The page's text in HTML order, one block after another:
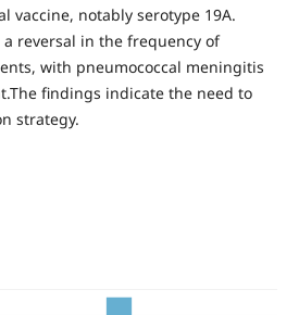
vaccine, notably serotype 19A.
a reversal in the frequency of
with pneumococcal meningitis
findings indicate the need to
strategy.